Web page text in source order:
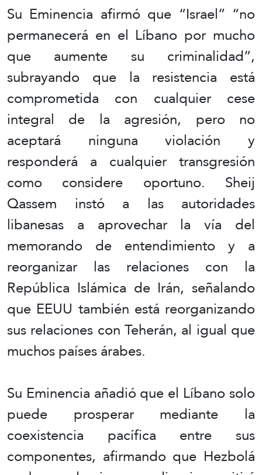
Su Eminencia afirmó que “Israel” “no
permanecerá en el Líbano por mucho
que aumente su criminalidad”,
subrayando que la resistencia está
comprometida con cualquier cese
integral de la agresión, pero no
aceptará ninguna violación y
responderá a cualquier transgresión
como considere oportuno. Sheij
Qassem instó a las autoridades
libanesas a aprovechar la vía del
memorando de entendimiento y a
reorganizar las relaciones con la
República Islámica de Irán, señalando
que EEUU también está reorganizando
sus relaciones con Teherán, al igual que
muchos países árabes.
Su Eminencia añadió que el Líbano solo
puede prosperar mediante la
coexistencia pacífica entre sus
componentes, afirmando que Hezbolá